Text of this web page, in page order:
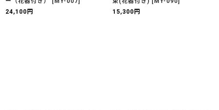
24,100 円
15,300 円